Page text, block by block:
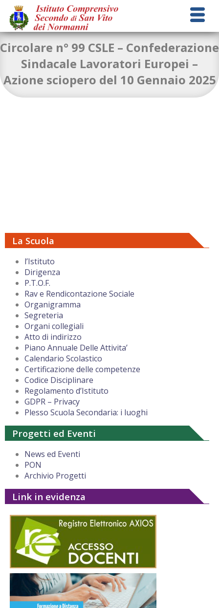
La Scuola
l’Istituto
Dirigenza
P.T.O.F.
Rav e Rendicontazione Sociale
Organigramma
Segreteria
Organi collegiali
Atto di indirizzo
Piano Annuale Delle Attivita’
Calendario Scolastico
Certificazione delle competenze
Codice Disciplinare
Regolamento d’Istituto
GDPR – Privacy
Plesso Scuola Secondaria: i luoghi
Progetti ed Eventi
News ed Eventi
PON
Archivio Progetti
Link in evidenza
Circolare n° 99 CSLE – Confederazione
Sindacale Lavoratori Europei –
Azione sciopero del 10 Gennaio 2025
circolare_n_99_Azione_di_sciopero_10.01.2025